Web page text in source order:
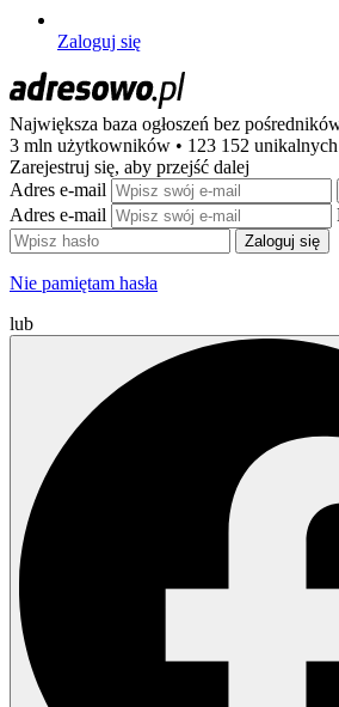
Zaloguj się
Największa baza ogłoszeń bez
3 mln użytkowników • 123 152
Zarejestruj się, aby przejść dalej
Adres e-mail
Adres e-mail
Zaloguj się
Nie pamiętam hasła
lub